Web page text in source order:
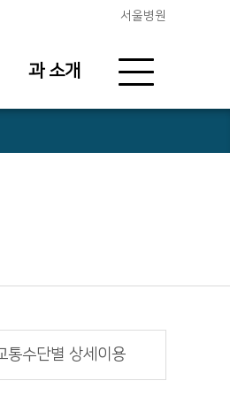
서울병원
과 소개
통수단별 상세이용